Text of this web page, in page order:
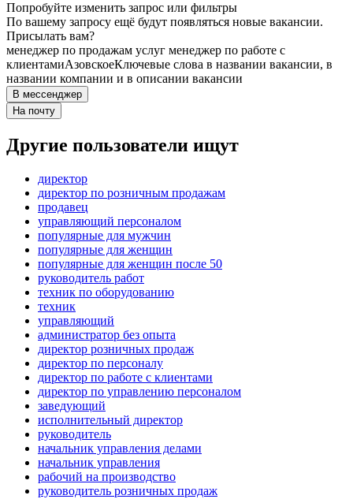
Попробуйте изменить запрос или фильтры
По вашему запросу ещё будут появляться новые вакансии.
Присылать вам?
менеджер по продажам услуг менеджер по работе с
клиентамиАзовскоеКлючевые слова в названии вакансии, в
названии компании и в описании вакансии
В мессенджер
На почту
Другие пользователи ищут
директор
директор по розничным продажам
продавец
управляющий персоналом
популярные для мужчин
популярные для женщин
популярные для женщин после 50
руководитель работ
техник по оборудованию
техник
управляющий
администратор без опыта
директор розничных продаж
директор по персоналу
директор по работе с клиентами
директор по управлению персоналом
заведующий
исполнительный директор
руководитель
начальник управления делами
начальник управления
рабочий на производство
руководитель розничных продаж